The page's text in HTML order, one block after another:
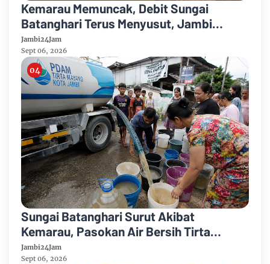
Kemarau Memuncak, Debit Sungai
Batanghari Terus Menyusut, Jambi
Hadapi Ancaman Krisis Air Bersih dan
Karhutla
Jambi24Jam
Sept 06, 2026
Sungai Batanghari Surut Akibat
Kemarau, Pasokan Air Bersih Tirta
Mayang Jambi Keruh
Jambi24Jam
Sept 06, 2026